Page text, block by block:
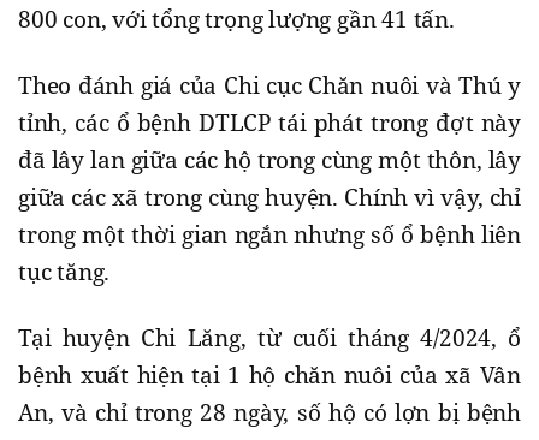
800 con, với tổng trọng lượng gần 41 tấn.
Theo đánh giá của Chi cục Chăn nuôi và Thú y
tỉnh, các ổ bệnh DTLCP tái phát trong đợt này
đã lây lan giữa các hộ trong cùng một thôn, lây
giữa các xã trong cùng huyện. Chính vì vậy, chỉ
trong một thời gian ngắn nhưng số ổ bệnh liên
tục tăng.
Tại huyện Chi Lăng, từ cuối tháng 4/2024, ổ
bệnh xuất hiện tại 1 hộ chăn nuôi của xã Vân
An, và chỉ trong 28 ngày, số hộ có lợn bị bệnh